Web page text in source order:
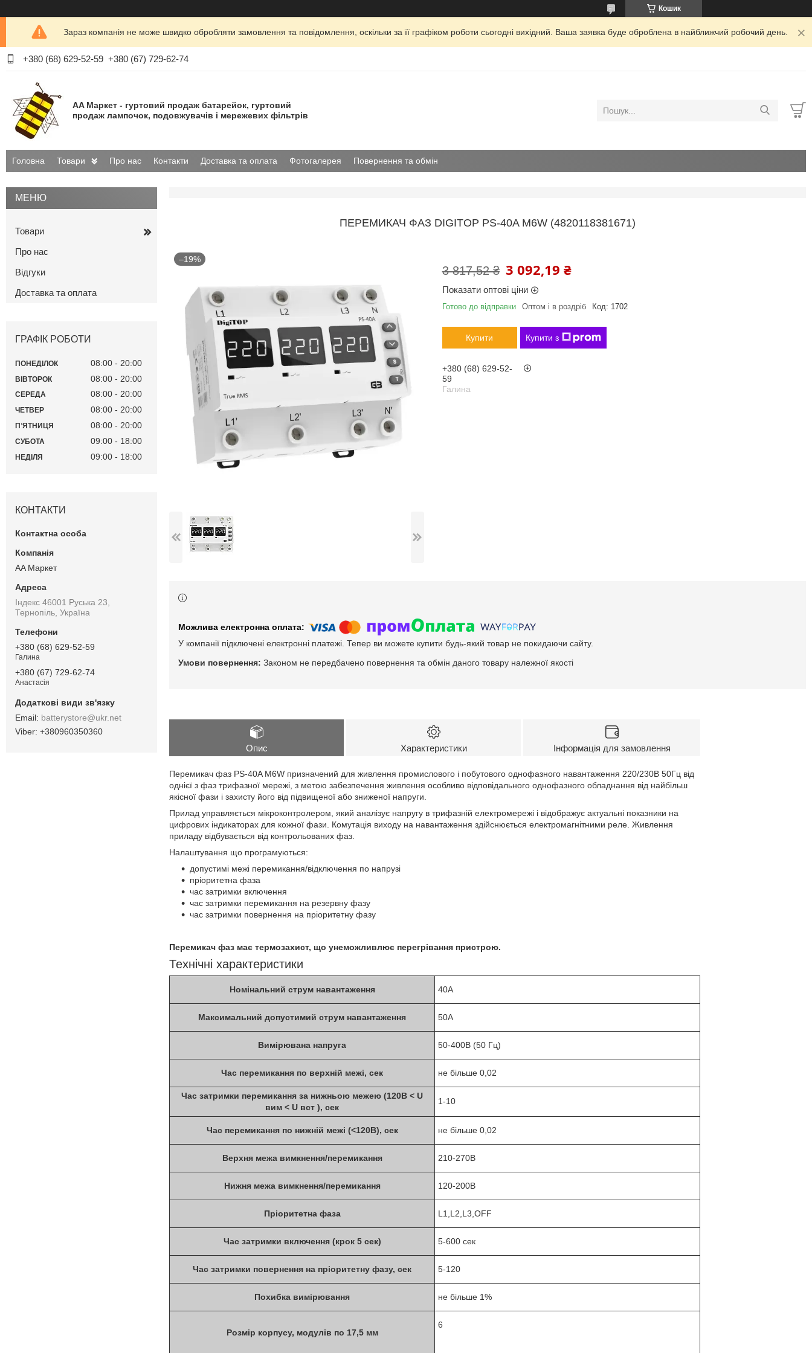
Кошик
Зараз компанія не може швидко обробляти замовлення та повідомлення, оскільки за її графіком роботи сьогодні вихідний. Ваша заявка буде оброблена в найближчий робочий день.
+380 (68) 629-52-59 +380 (67) 729-62-74
AA Маркет - гуртовий продаж батарейок, гуртовий
продаж лампочок, подовжувачів і мережевих фільтрів
Головна Товари Про нас Контакти Доставка та оплата Фотогалерея Повернення та обмін
ПЕРЕМИКАЧ ФАЗ DIGITOP PS-40A M6W (4820118381671)
–19%
3 817,52 ₴ 3 092,19 ₴
Показати оптові ціни
Готово до відправки Оптом і в роздріб Код: 1702
Купити Купити з
+380 (68) 629-52-
59
Галина
У компанії підключені електронні платежі. Тепер ви можете купити будь-який товар не покидаючи сайту.
Законом не передбачено повернення та обмін даного товару належної якості
Опис Характеристики Інформація для замовлення
Перемикач фаз PS-40A M6W призначений для живлення промислового і побутового однофазного навантаження 220/230В 50Гц від
однієї з фаз трифазної мережі, з метою забезпечення живлення особливо відповідального однофазного обладнання від найбільш
якісної фази і захисту його від підвищеної або зниженої напруги.
Прилад управляється мікроконтролером, який аналізує напругу в трифазній електромережі і відображує актуальні показники на
цифрових індикаторах для кожної фази. Комутація виходу на навантаження здійснюється електромагнітними реле. Живлення
приладу відбувається від контрольованих фаз.
Налаштування що програмуються:
допустимі межі перемикання/відключення по напрузі
пріоритетна фаза
час затримки включення
час затримки перемикання на резервну фазу
час затримки повернення на пріоритетну фазу
Перемикач фаз має термозахист, що унеможливлює перегрівання пристрою.
Технічні характеристики
Номінальний струм навантаження 40A
Максимальний допустимий струм навантаження 50A
Вимірювана напруга 50-400В (50 Гц)
Час перемикання по верхній межі, сек не більше 0,02
Час затримки перемикання за нижньою межею (120В < U
вим < U вст ), сек
1-10
Час перемикання по нижній межі (<120В), сек не більше 0,02
Верхня межа вимкнення/перемикання 210-270В
Нижня межа вимкнення/перемикання 120-200В
Пріоритетна фаза L1,L2,L3,OFF
Час затримки включення (крок 5 сек) 5-600 сек
Час затримки повернення на пріоритетну фазу, сек 5-120
Похибка вимірювання не більше 1%
Розмір корпусу, модулів по 17,5 мм
6
Товари
Про нас
Відгуки
Доставка та оплата
ГРАФІК РОБОТИ
ПОНЕДІЛОК 08:00 20:00
ВІВТОРОК 08:00 20:00
СЕРЕДА 08:00 20:00
ЧЕТВЕР 08:00 20:00
ПʼЯТНИЦЯ 08:00 20:00
СУБОТА 09:00 18:00
НЕДІЛЯ 09:00 18:00
КОНТАКТИ
AA Маркет
Індекс 46001 Руська 23,
Тернопіль, Україна
+380 (68) 629-52-59
Галина
+380 (67) 729-62-74
Анастасія
batterystore@ukr.net
+380960350360